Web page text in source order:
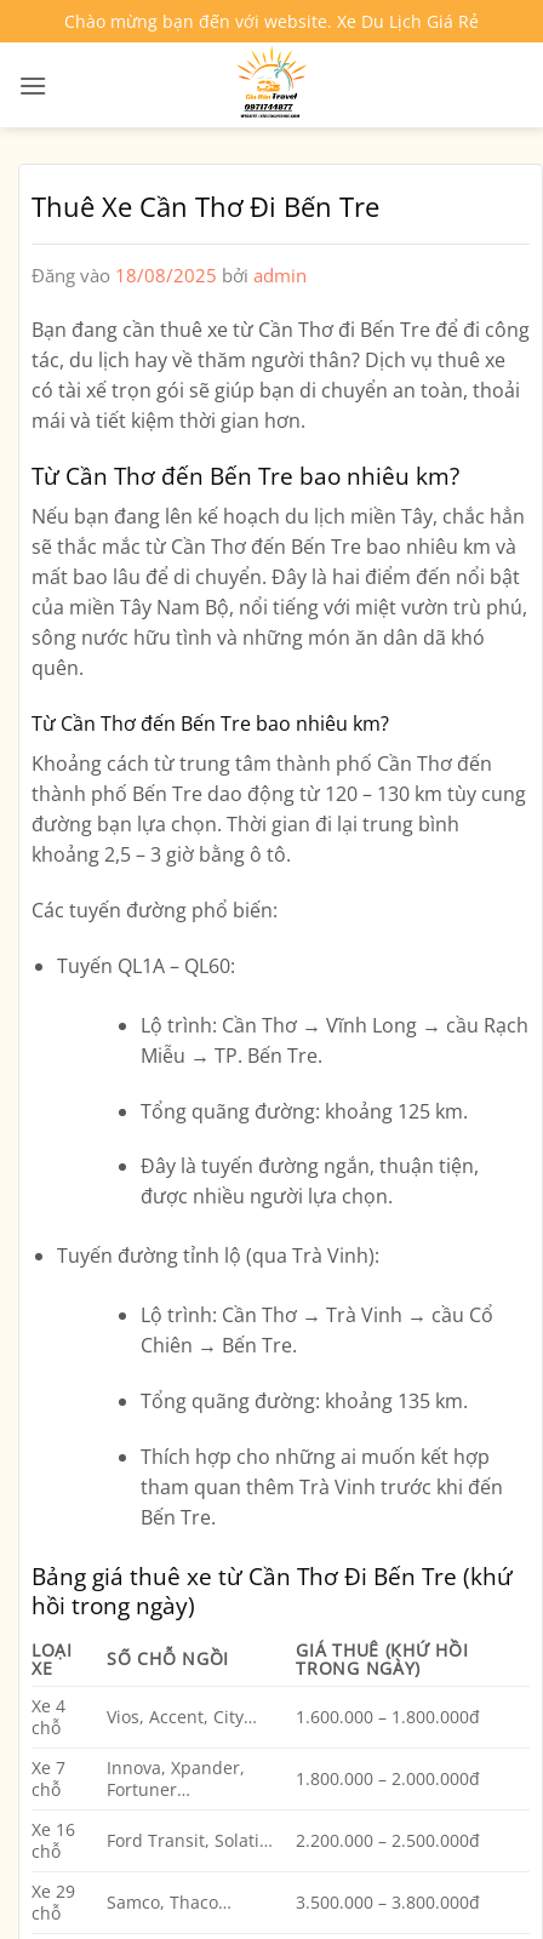
qua
nội
Chào mừng bạn đến với website. Xe Du Lịch Giá Rẻ
Thuê Xe Cần Thơ Đi Bến Tre
Đăng vào 18/08/2025 bởi admin
Bạn đang cần thuê xe từ Cần Thơ đi Bến Tre để đi công
tác, du lịch hay về thăm người thân? Dịch vụ thuê xe
có tài xế trọn gói sẽ giúp bạn di chuyển an toàn, thoải
mái và tiết kiệm thời gian hơn.
Từ Cần Thơ đến Bến Tre bao nhiêu km?
Nếu bạn đang lên kế hoạch du lịch miền Tây, chắc hẳn
sẽ thắc mắc từ Cần Thơ đến Bến Tre bao nhiêu km và
mất bao lâu để di chuyển. Đây là hai điểm đến nổi bật
của miền Tây Nam Bộ, nổi tiếng với miệt vườn trù phú,
sông nước hữu tình và những món ăn dân dã khó
quên.
Từ Cần Thơ đến Bến Tre bao nhiêu km?
Khoảng cách từ trung tâm thành phố Cần Thơ đến
thành phố Bến Tre dao động từ 120 – 130 km tùy cung
đường bạn lựa chọn. Thời gian đi lại trung bình
khoảng2,5 – 3 giờ bằng ô tô.
Các tuyến đường phổ biến:
Tuyến QL1A – QL60:
Lộ trình: Cần Thơ → Vĩnh Long → cầu Rạch
Miễu → TP. Bến Tre.
Tổng quãng đường: khoảng 125 km.
Đây là tuyến đường ngắn, thuận tiện,
được nhiều người lựa chọn.
Tuyến đường tỉnh lộ (qua Trà Vinh):
Lộ trình: Cần Thơ → Trà Vinh → cầu Cổ
Chiên → Bến Tre.
Tổng quãng đường: khoảng 135 km.
Thích hợp cho những ai muốn kết hợp
tham quan thêm Trà Vinh trước khi đến
Bến Tre.
Bảng giá thuê xe từ Cần Thơ Đi Bến Tre (khứ
hồi trong ngày)
LOẠI
XE SỐ CHỖ NGỒI GIÁ THUÊ (KHỨ HỒI
TRONG NGÀY)
Xe 4
chỗ
Vios, Accent, City… 1.600.000 – 1.800.000đ
Xe 7
chỗ
Innova, Xpander,
Fortuner…
1.800.000 – 2.000.000đ
Xe 16
chỗ
Ford Transit, Solati… 2.200.000 – 2.500.000đ
Xe 29
chỗ
Samco, Thaco… 3.500.000 – 3.800.000đ